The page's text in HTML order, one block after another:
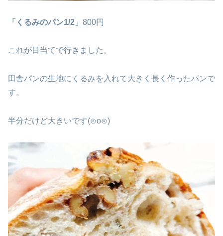
「くるみのパン1/2」 800円
これが目当てで行きました。
田舎パンの生地にくるみを入れて大きく長く作ったパンで
す。
半分だけど大きいです(⊙o⊙)